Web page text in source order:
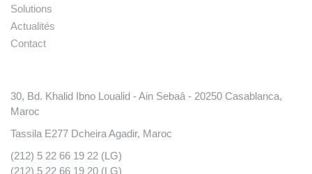
Solutions
Actualités
Contact
30, Bd. Khalid Ibno Loualid - Ain Sebaâ - 20250 Casablanca,
Maroc
Tassila E277 Dcheira Agadir, Maroc
(212) 5 22 66 19 22 (LG)
(212) 5 22 66 19 20 (LG)